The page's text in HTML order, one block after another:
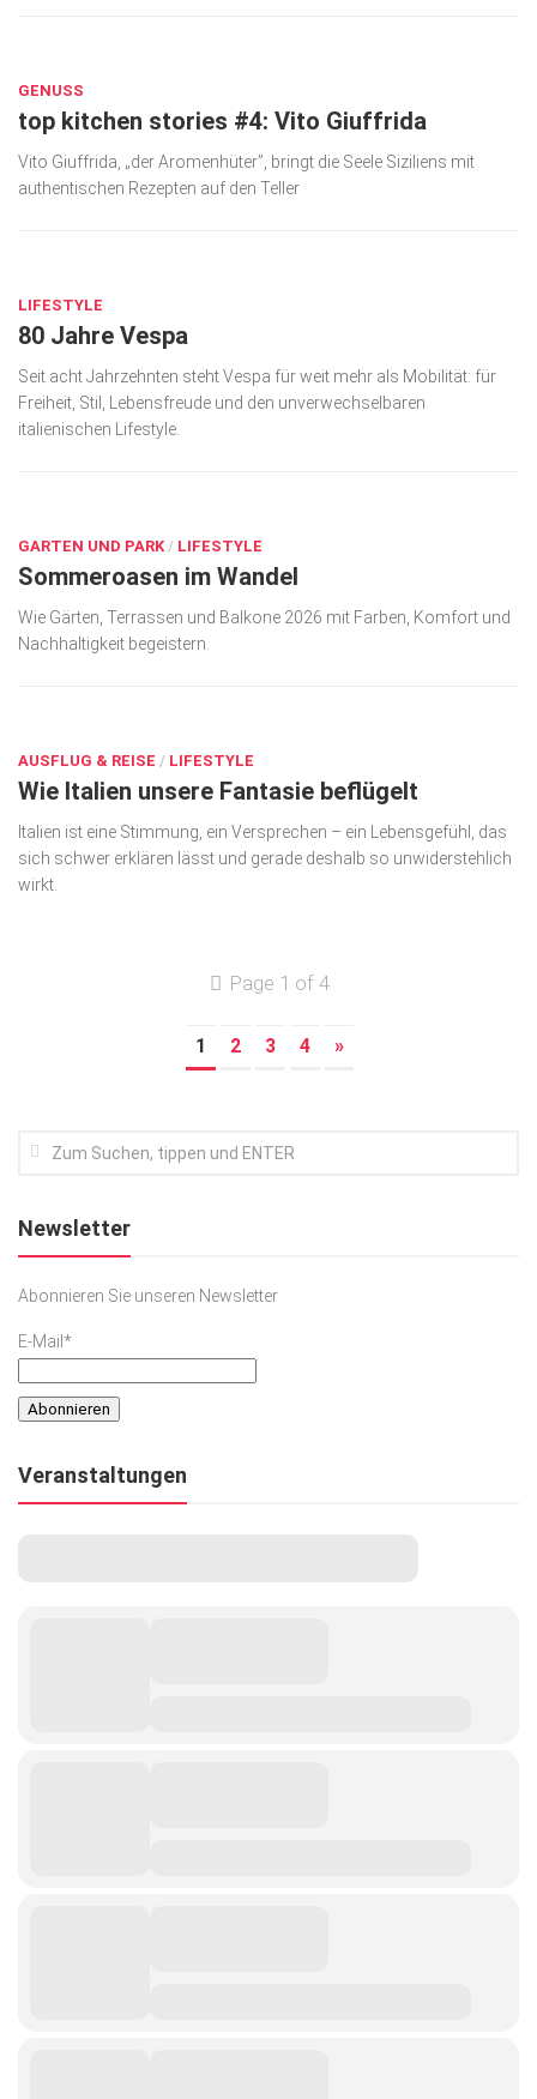
GENUSS
top kitchen stories #4: Vito Giuffrida
Vito Giuffrida, „der Aromenhüter”, bringt die Seele Siziliens mit
authentischen Rezepten auf den Teller
LIFESTYLE
80 Jahre Vespa
Seit acht Jahrzehnten steht Vespa für weit mehr als Mobilität: für
Freiheit, Stil, Lebensfreude und den unverwechselbaren
italienischen Lifestyle.
GARTEN UND PARK/ LIFESTYLE
Sommeroasen im Wandel
Wie Gärten, Terrassen und Balkone 2026 mit Farben, Komfort und
Nachhaltigkeit begeistern.
AUSFLUG & REISE / LIFESTYLE
Wie Italien unsere Fantasie beflügelt
Italien ist eine Stimmung, ein Versprechen – ein Lebensgefühl, das
sich schwer erklären lässt und gerade deshalb so unwiderstehlich
wirkt.
Page 1 of 4
1 2 3 4 »
Newsletter
Abonnieren Sie unseren Newsletter
E-Mail*
Veranstaltungen